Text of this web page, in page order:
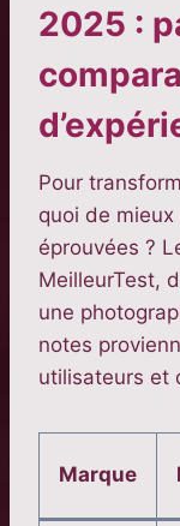
2025 :
Pour
quoi de mieux
éprouvées ?
MeilleurTest,
une
notes
utilisateurs et
Marque